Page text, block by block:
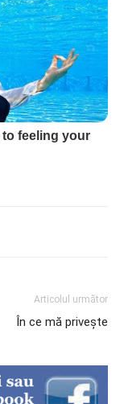
Articolul următor
În ce mă privește